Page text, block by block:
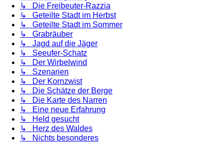
↳ Die Freibeuter-Razzia
↳ Geteilte Stadt im Herbst
↳ Geteilte Stadt im Sommer
↳ Grabräuber
↳ Jagd auf die Jäger
↳ Seeufer-Schatz
↳ Der Wirbelwind
↳ Szenarien
↳ Der Kornzwist
↳ Die Schätze der Berge
↳ Die Karte des Narren
↳ Eine neue Erfahrung
↳ Held gesucht
↳ Herz des Waldes
↳ Nichts besonderes